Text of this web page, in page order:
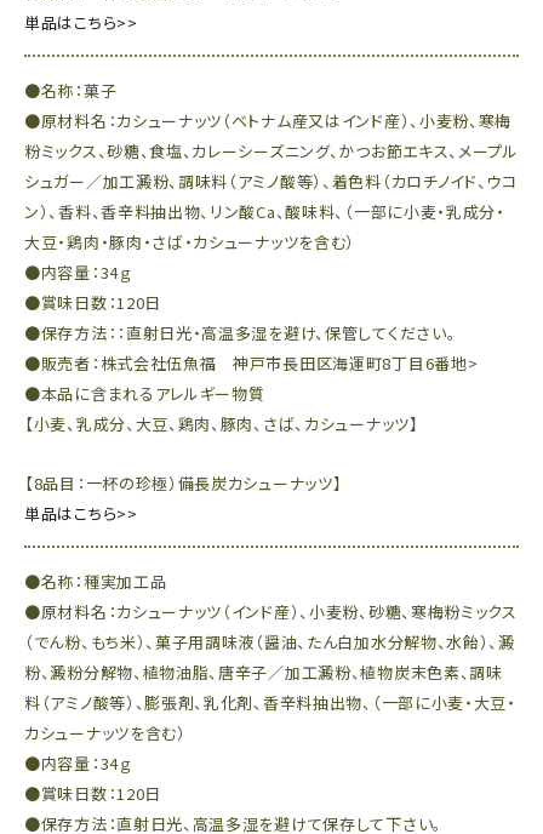
単品はこちら>>
●名称：菓子
●原材料名：カシューナッツ（ベトナム産又はインド産）、小麦粉、寒梅
粉ミックス、砂糖、食塩、カレーシーズニング、かつお節エキス、メープル
シュガー／加工澱粉、調味料（アミノ酸等）、着色料（カロチノイド、ウコ
ン）、香料、香辛料抽出物、リン酸Ca、酸味料、（一部に小麦・乳成分・
大豆・鶏肉・豚肉・さば・カシューナッツを含む）
●内容量：34ｇ
●賞味日数：120日
●保存方法：：直射日光・高温多湿を避け、保管してください。
●販売者：株式会社伍魚福 神戸市長田区海運町8丁目6番地>
●本品に含まれるアレルギー物質
【小麦、乳成分、大豆、鶏肉、豚肉、さば、カシューナッツ】
【8品目：一杯の珍極）備長炭カシューナッツ】
単品はこちら>>
●名称：種実加工品
●原材料名：カシューナッツ（インド産）、小麦粉、砂糖、寒梅粉ミックス
（でん粉、もち米）、菓子用調味液（醤油、たん白加水分解物、水飴）、澱
粉、澱粉分解物、植物油脂、唐辛子／加工澱粉、植物炭末色素、調味
料（アミノ酸等）、膨張剤、乳化剤、香辛料抽出物、（一部に小麦・大豆・
カシューナッツを含む）
●内容量：34ｇ
●賞味日数：120日
●保存方法：直射日光、高温多湿を避けて保存して下さい。